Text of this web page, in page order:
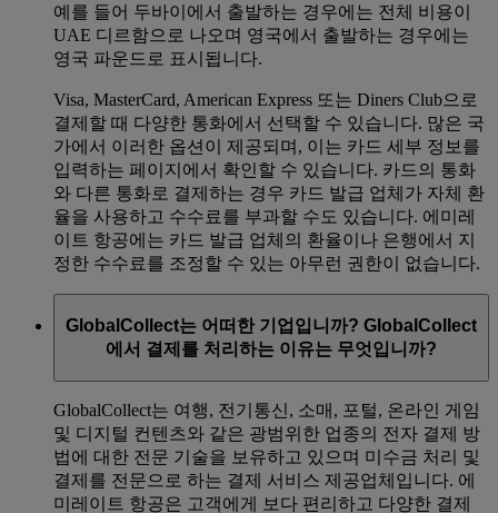
예를 들어 두바이에서 출발하는 경우에는 전체 비용이
UAE 디르함으로 나오며 영국에서 출발하는 경우에는
영국 파운드로 표시됩니다.
Visa, MasterCard, American Express 또는 Diners Club으로
결제할 때 다양한 통화에서 선택할 수 있습니다. 많은 국
가에서 이러한 옵션이 제공되며, 이는 카드 세부 정보를
입력하는 페이지에서 확인할 수 있습니다. 카드의 통화
와 다른 통화로 결제하는 경우 카드 발급 업체가 자체 환
율을 사용하고 수수료를 부과할 수도 있습니다. 에미레
이트 항공에는 카드 발급 업체의 환율이나 은행에서 지
정한 수수료를 조정할 수 있는 아무런 권한이 없습니다.
GlobalCollect는 어떠한 기업입니까? GlobalCollect
에서 결제를 처리하는 이유는 무엇입니까?
GlobalCollect는 여행, 전기통신, 소매, 포털, 온라인 게임
및 디지털 컨텐츠와 같은 광범위한 업종의 전자 결제 방
법에 대한 전문 기술을 보유하고 있으며 미수금 처리 및
결제를 전문으로 하는 결제 서비스 제공업체입니다. 에
미레이트 항공은 고객에게 보다 편리하고 다양한 결제